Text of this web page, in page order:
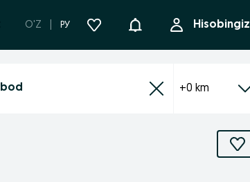
O'Z РУ Bildirishnoma Hisobingiz
+0 km